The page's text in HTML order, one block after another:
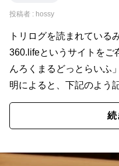
投稿者 : hossy
トリログを読まれている
360.lifeというサイトをご
んろくまるどっとらいふ
明によると、下記のよう
続